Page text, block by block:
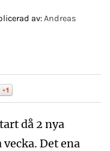
av:Andreas
då 2 nya
Det ena